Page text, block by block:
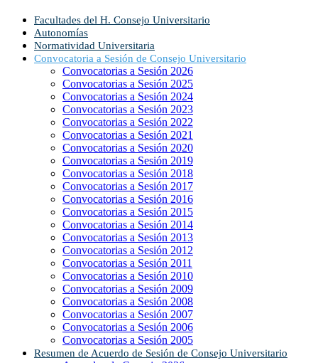
Facultades del H. Consejo Universitario
Autonomías
Normatividad Universitaria
Convocatoria a Sesión de Consejo Universitario
Convocatorias a Sesión 2026
Convocatorias a Sesión 2025
Convocatorias a Sesión 2024
Convocatorias a Sesión 2023
Convocatorias a Sesión 2022
Convocatorias a Sesión 2021
Convocatorias a Sesión 2020
Convocatorias a Sesión 2019
Convocatorias a Sesión 2018
Convocatorias a Sesión 2017
Convocatorias a Sesión 2016
Convocatorias a Sesión 2015
Convocatorias a Sesión 2014
Convocatorias a Sesión 2013
Convocatorias a Sesión 2012
Convocatorias a Sesión 2011
Convocatorias a Sesión 2010
Convocatorias a Sesión 2009
Convocatorias a Sesión 2008
Convocatorias a Sesión 2007
Convocatorias a Sesión 2006
Convocatorias a Sesión 2005
Resumen de Acuerdo de Sesión de Consejo Universitario